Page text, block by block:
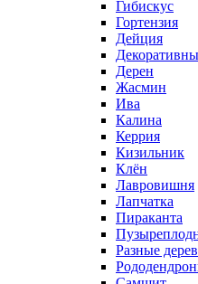
Гибискус
Гортензия
Дейция
Дерен
Жасмин
Ива
Калина
Керрия
Кизильник
Клён
Лавровишня
Лапчатка
Пираканта
Разные